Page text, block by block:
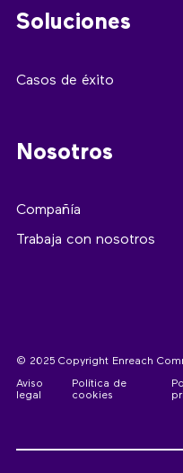
Soluciones
Casos de éxito
Nosotros
Compañía
Trabaja con nosotros
© 2025 Copyright Enreach
Aviso
legal
Política de
cookies